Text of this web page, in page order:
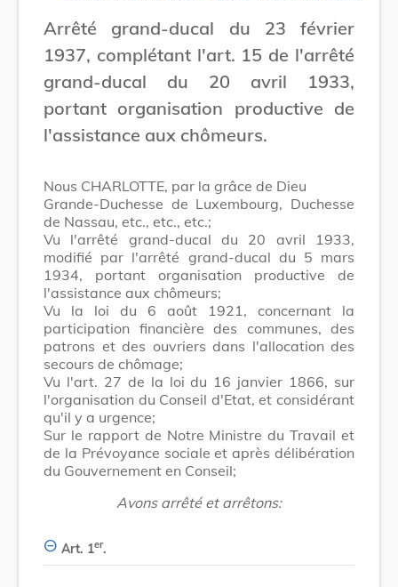
Arrêté grand-ducal du 23 février
1937, complétant l'art. 15 de l'arrêté
grand-ducal du 20 avril 1933,
portant organisation productive de
l'assistance aux chômeurs.
Nous CHARLOTTE, par la grâce de Dieu
Grande-Duchesse de Luxembourg, Duchesse
de Nassau, etc., etc., etc.;
Vu l'arrêté grand-ducal du 20 avril 1933,
modifié par l'arrêté grand-ducal du 5 mars
1934, portant organisation productive de
l'assistance aux chômeurs;
Vu la loi du 6 août 1921, concernant la
participation financière des communes, des
patrons et des ouvriers dans l'allocation des
secours de chômage;
Vu l'art. 27 de la loi du 16 janvier 1866, sur
l'organisation du Conseil d'Etat, et considérant
qu'il y a urgence;
Sur le rapport de Notre Ministre du Travail et
de la Prévoyance sociale et après délibération
du Gouvernement en Conseil;
Avons arrêté et arrêtons:
Art. 1er.